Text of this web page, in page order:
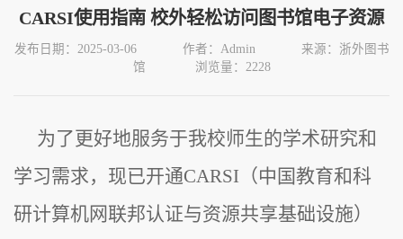
CARSI使用指南 校外轻松访问图书馆电子资源
发布日期：2025-03-06 作者：Admin
来源：浙外图书
馆
浏览量： 2228
为了更好地服务于我校师生的学术研究和
学习需求，现已开通CARSI （中国教育和科
研计算机网联邦认证与资源共享基础设施）